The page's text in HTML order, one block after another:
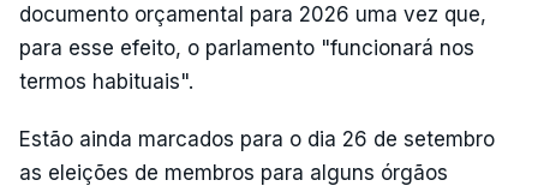
documento orçamental para 2026 uma vez que,
para esse efeito, o parlamento "funcionará nos
termos habituais".
Estão ainda marcados para o dia 26 de setembro
as eleições de membros para alguns órgãos